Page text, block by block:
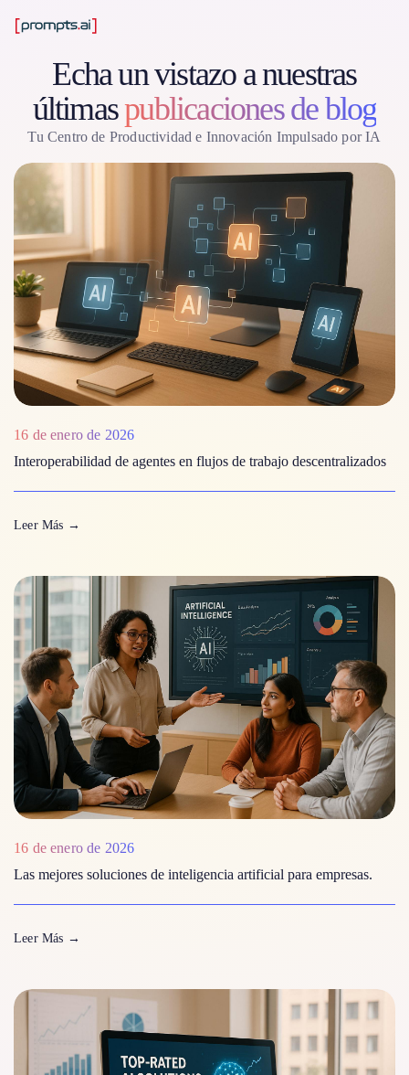
Echa un vistazo a nuestras
últimaspublicaciones de blog
Tu Centro de Productividad e Innovación Impulsado por IA
16 de enero de 2026
Interoperabilidad de agentes en flujos de trabajo descentralizados
Leer Más →
16 de enero de 2026
Las mejores soluciones de inteligencia artificial para empresas.
Leer Más →